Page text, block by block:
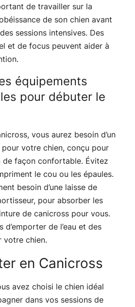
de travailler sur la
de son chien avant
sessions intensives. Des
et de focus peuvent aider à
équipements
pour débuter le
vous aurez besoin d’un
votre chien, conçu pour
façon confortable. Évitez
le cou ou les épaules.
besoin d’une laisse de
pour absorber les
de canicross pour vous.
d’emporter de l’eau et des
votre chien.
en Canicross
avez choisi le chien idéal
dans vos sessions de